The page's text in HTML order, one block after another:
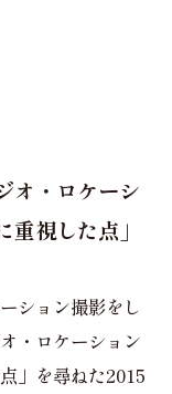
オ・ロケーシ
視した点」
ション撮影をし
・ロケーション
」を尋ねた2015